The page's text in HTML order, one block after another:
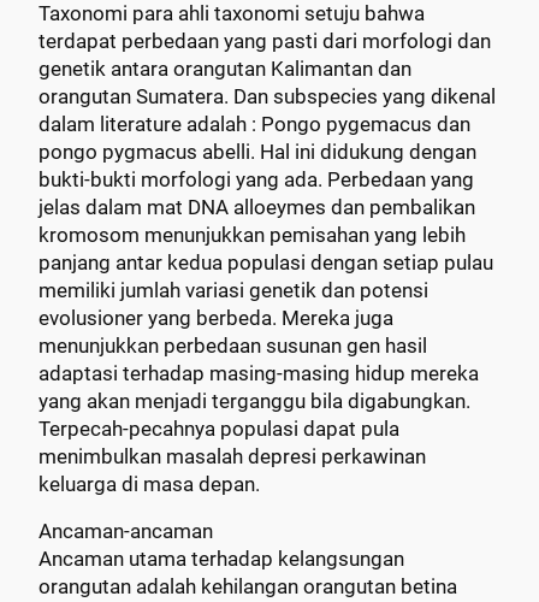
Taxonomi para ahli taxonomi setuju bahwa
terdapat perbedaan yang pasti dari morfologi dan
genetik antara orangutan Kalimantan dan
orangutan Sumatera. Dan subspecies yang dikenal
dalam literature adalah : Pongo pygemacus dan
pongo pygmacus abelli. Hal ini didukung dengan
bukti-bukti morfologi yang ada. Perbedaan yang
jelas dalam mat DNA alloeymes dan pembalikan
kromosom menunjukkan pemisahan yang lebih
panjang antar kedua populasi dengan setiap pulau
memiliki jumlah variasi genetik dan potensi
evolusioner yang berbeda. Mereka juga
menunjukkan perbedaan susunan gen hasil
adaptasi terhadap masing-masing hidup mereka
yang akan menjadi terganggu bila digabungkan.
Terpecah-pecahnya populasi dapat pula
menimbulkan masalah depresi perkawinan
keluarga di masa depan.
Ancaman-ancaman
Ancaman utama terhadap kelangsungan
orangutan adalah kehilangan orangutan betina